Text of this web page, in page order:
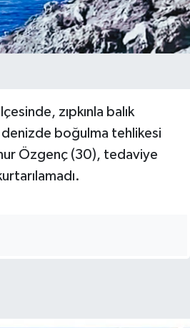
zıpkınla balık
denizde boğulma tehlikesi
Özgenç (30), tedaviye